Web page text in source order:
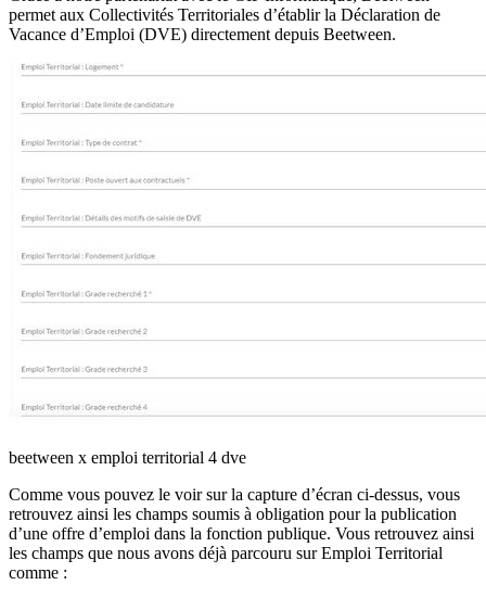
permet aux Collectivités Territoriales d’établir la Déclaration de
Vacance d’Emploi (DVE) directement depuis Beetween.
beetween x emploi territorial 4 dve
Comme vous pouvez le voir sur la capture d’écran ci-dessus, vous
retrouvez ainsi les champs soumis à obligation pour la publication
d’une offre d’emploi dans la fonction publique. Vous retrouvez ainsi
les champs que nous avons déjà parcouru sur Emploi Territorial
comme :